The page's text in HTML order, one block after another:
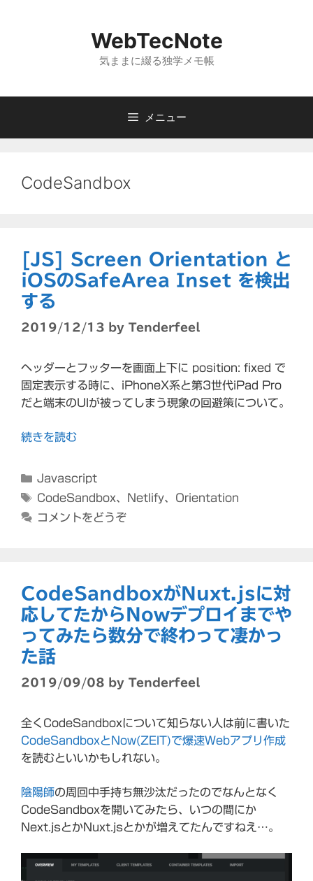
へ
WebTecNote
気ままに綴る独学メモ帳
メニュー
CodeSandbox
[JS] Screen Orientation と
iOSのSafeArea Inset を検出
する
2019/12/13 by Tenderfeel
ヘッダーとフッターを画面上下に position: fixed で
固定表示する時に、iPhoneX系と第3世代iPad Pro
だと端末のUIが被ってしまう現象の回避策について。
続きを読む
カ
テ
Javascript
タ
グ
CodeSandbox、 Netlify、 Orientation
コメントをどうぞ
CodeSandboxがNuxt.jsに対
応してたからNowデプロイまでや
ってみたら数分で終わって凄かっ
た話
2019/09/08 by Tenderfeel
全くCodeSandboxについて知らない人は前に書いた
CodeSandboxとNow(ZEIT)で爆速Webアプリ作成
を読むといいかもしれない。
陰陽師の周回中手持ち無沙汰だったのでなんとなく
CodeSandboxを開いてみたら、いつの間にか
Next.jsとかNuxt.jsとかが増えてたんですねえ…。